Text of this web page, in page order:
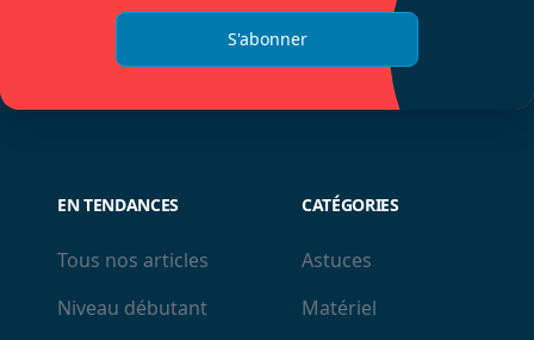
S'abonner
EN TENDANCES
Tous nos articles
Niveau débutant
CATÉGORIES
Astuces
Matériel